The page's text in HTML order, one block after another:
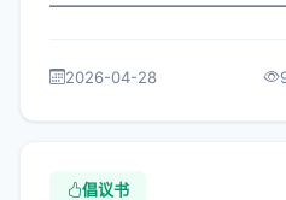
构： 为深入贯彻落实习近平总
2026-04-28
倡议书